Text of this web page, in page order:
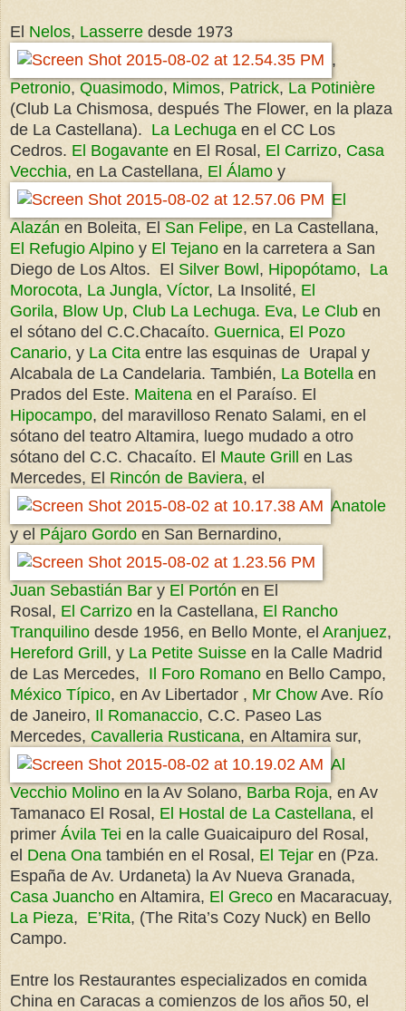
El Nelos, Lasserre desde 1973
,
Petronio, Quasimodo, Mimos, Patrick, La Potinière
(Club La Chismosa, después The Flower, en la plaza
de La Castellana). La Lechuga en el CC Los
Cedros. El Bogavante en El Rosal, El Carrizo, Casa
Vecchia, en La Castellana, El Álamo y
El
Alazánen Boleita, El San Felipe, en La Castellana,
El Refugio Alpino y El Tejano en la carretera a San
Diego de Los Altos. El Silver Bowl, Hipopótamo, La
Morocota, La Jungla, Víctor, La Insolité, El
Gorila, Blow Up, Club La Lechuga. Eva, Le Club en
el sótano del C.C.Chacaíto. Guernica, El Pozo
Canario, y La Cita entre las esquinas de Urapal y
Alcabala de La Candelaria. También, La Botella en
Prados del Este. Maitena en el Paraíso. El
Hipocampo, del maravilloso Renato Salami, en el
sótano del teatro Altamira, luego mudado a otro
sótano del C.C. Chacaíto. El Maute Grill en Las
Mercedes, El Rincón de Baviera, el
Anatole
y el Pájaro Gordo en San Bernardino,
Juan Sebastián Bary El Portónen El
Rosal, El Carrizo en la Castellana, El Rancho
Tranquilino desde 1956, en Bello Monte, el Aranjuez,
Hereford Grill, y La Petite Suisse en la Calle Madrid
de Las Mercedes, Il Foro Romano en Bello Campo,
México Típico, en Av Libertador , Mr Chow Ave. Río
de Janeiro, Il Romanaccio, C.C. Paseo Las
Mercedes, Cavalleria Rusticana, en Altamira sur,
Al
Vecchio Molinoen la Av Solano,Barba Roja, en Av
Tamanaco El Rosal, El Hostal de La Castellana, el
primer Ávila Tei en la calle Guaicaipuro del Rosal,
el Dena Ona también en el Rosal, El Tejar en (Pza.
España de Av. Urdaneta) la Av Nueva Granada,
Casa Juancho en Altamira, El Greco en Macaracuay,
La Pieza, E’Rita, (The Rita’s Cozy Nuck) en Bello
Campo.
Entre los Restaurantes especializados en comida
China en Caracas a comienzos de los años 50, el